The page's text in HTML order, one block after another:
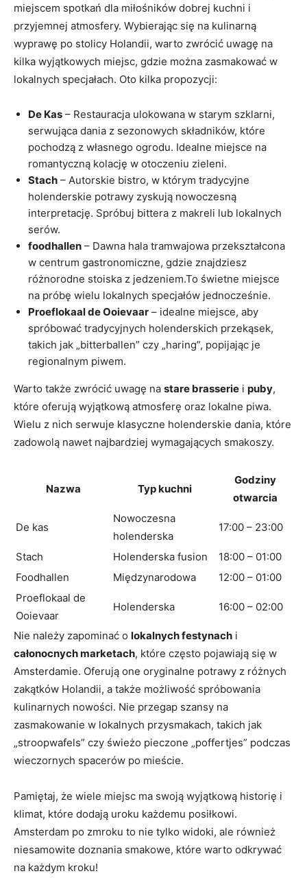
miejscem spotkań dla miłośników dobrej kuchni i
przyjemnej atmosfery. Wybierając się na kulinarną
wyprawę po stolicy Holandii, warto zwrócić uwagę na
kilka wyjątkowych miejsc, gdzie można zasmakować w
lokalnych specjałach. Oto kilka propozycji:
De Kas – Restauracja ulokowana w starym szklarni,
serwująca dania z sezonowych składników, które
pochodzą z własnego ogrodu. Idealne miejsce na
romantyczną kolację w otoczeniu zieleni.
Stach – Autorskie bistro, w którym tradycyjne
holenderskie potrawy zyskują nowoczesną
interpretację. Spróbuj bittera z makreli lub lokalnych
serów.
foodhallen – Dawna hala tramwajowa przekształcona
w centrum gastronomiczne, gdzie znajdziesz
różnorodne stoiska z jedzeniem.To świetne miejsce
na próbę wielu lokalnych specjałów jednocześnie.
Proeflokaal de Ooievaar – idealne miejsce, aby
spróbować tradycyjnych holenderskich przekąsek,
takich jak „bitterballen” czy „haring”, popijając je
regionalnym piwem.
Warto także zwrócić uwagę na stare brasserie i puby,
które oferują wyjątkową atmosferę oraz lokalne piwa.
Wielu z nich serwuje klasyczne holenderskie dania, które
zadowolą nawet najbardziej wymagających smakoszy.
Nazwa Typ kuchni
Godziny
otwarcia
De kas
Nowoczesna
holenderska
17:00 – 23:00
Stach Holenderska fusion
18:00 – 01:00
Foodhallen
Międzynarodowa
12:00 – 01:00
Proeflokaal de
Ooievaar
Holenderska 16:00 – 02:00
Nie należy zapominać o lokalnych festynach i
całonocnych marketach, które często pojawiają się w
Amsterdamie. Oferują one oryginalne potrawy z różnych
zakątków Holandii, a także możliwość spróbowania
kulinarnych nowości. Nie przegap szansy na
zasmakowanie w lokalnych przysmakach, takich jak
„stroopwafels” czy świeżo pieczone „poffertjes” podczas
wieczornych spacerów po mieście.
Pamiętaj, że wiele miejsc ma swoją wyjątkową historię i
klimat, które dodają uroku każdemu posiłkowi.
Amsterdam po zmroku to nie tylko widoki, ale również
niesamowite doznania smakowe, które warto odkrywać
na każdym kroku!